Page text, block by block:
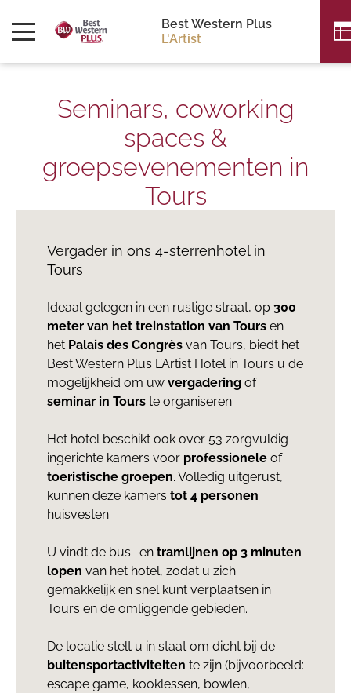
Best Western Plus
L'Artist
Seminars, coworking
spaces &
groepsevenementen in
Tours
Vergader in ons 4-sterrenhotel in
Tours
Ideaal gelegen in een rustige straat, op 300
meter van het treinstation van Tours en
het Palais des Congrès van Tours, biedt het
Best Western Plus L’Artist Hotel in Tours u de
mogelijkheid om uw vergadering of
seminar in Tours te organiseren.
Het hotel beschikt ook over 53 zorgvuldig
ingerichte kamers voor professionele of
toeristische groepen. Volledig uitgerust,
kunnen deze kamers tot 4 personen
huisvesten.
U vindt de bus- en tramlijnen op 3 minuten
lopen van het hotel, zodat u zich
gemakkelijk en snel kunt verplaatsen in
Tours en de omliggende gebieden.
De locatie stelt u in staat om dicht bij de
buitensportactiviteiten te zijn (bijvoorbeeld:
escape game, kooklessen, bowlen,